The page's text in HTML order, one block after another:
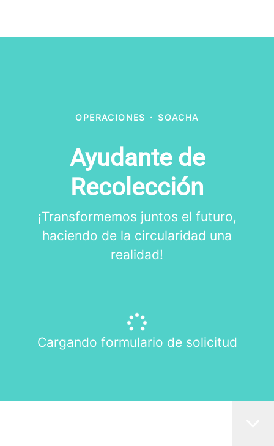
OPERACIONES · SOACHA
Ayudante de
Recolección
¡Transformemos juntos el futuro,
haciendo de la circularidad una
realidad!
Cargando formulario de solicitud